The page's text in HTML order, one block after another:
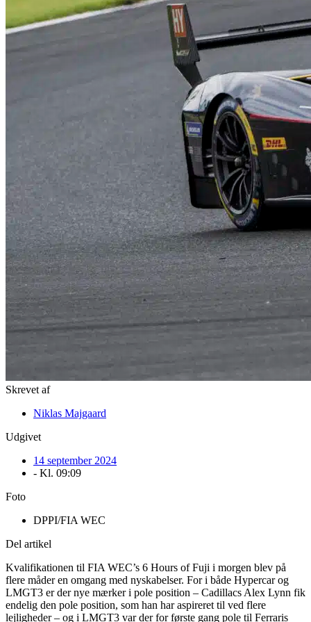
Skrevet af
Niklas Majgaard
Udgivet
14 september 2024
- Kl. 09:09
Foto
DPPI/FIA WEC
Del artikel
Kvalifikationen til FIA WEC’s 6 Hours of Fuji i morgen blev på
flere måder en omgang med nyskabelser. For i både Hypercar og
LMGT3 er der nye mærker i pole position – Cadillacs Alex Lynn fik
endelig den pole position, som han har aspireret til ved flere
lejligheder – og i LMGT3 var der for første gang pole til Ferraris